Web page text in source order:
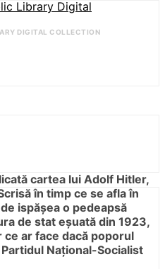
DIGITAL COLLECTION
cartea lui Adolf Hitler,
în timp ce se afla în
ispășea o pedeapsă
de stat eșuată din 1923,
ar face dacă poporul
Național-Socialist